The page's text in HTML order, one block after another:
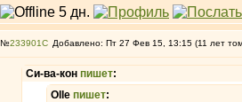
№233901 Добавлено: Пт 27 Фев 15, 13:15 (11 лет
Си-ва-кон пишет:
Olle пишет: